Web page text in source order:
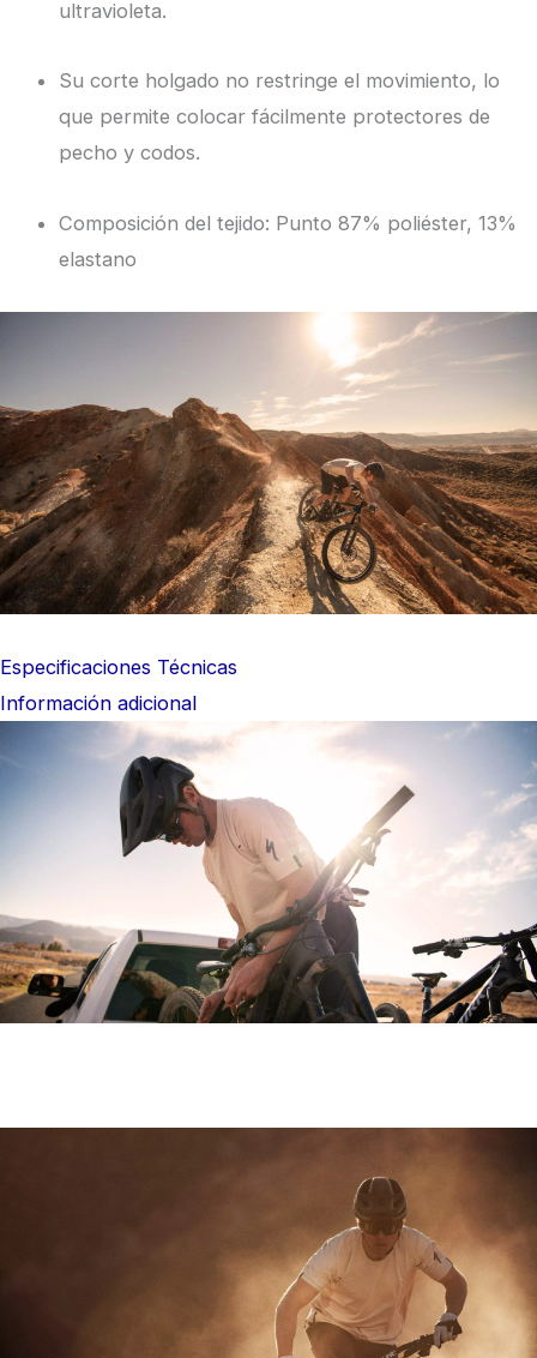
ultravioleta.
Su corte holgado no restringe el movimiento, lo
que permite colocar fácilmente protectores de
pecho y codos.
Composición del tejido: Punto 87% poliéster, 13%
elastano
Especificaciones Técnicas
Información adicional